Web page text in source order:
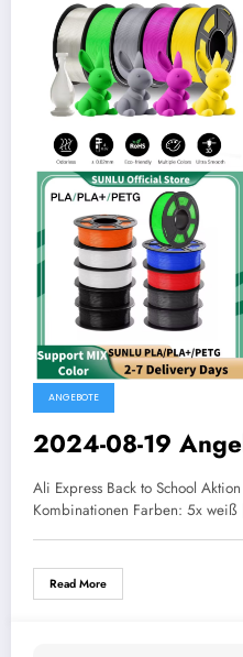
ANGEBOTE
2024-08-19
Ali Express Back to School
Kombinationen Farben: 5x
Read More